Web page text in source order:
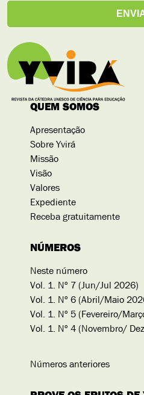
QUEM SOMOS
Apresentação
Sobre Yvirá
Missão
Visão
Valores
Expediente
Receba gratuitamente
NÚMEROS
Neste número
Vol. 1. Nº 7 (Jun/Jul 2026)
Vol. 1. Nº 6 (Abril/Maio
Vol. 1. Nº 5 (Fevereiro/
Vol. 1. Nº 4 (Novembro/
Números anteriores